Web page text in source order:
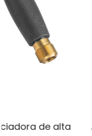
¿Qué hace que